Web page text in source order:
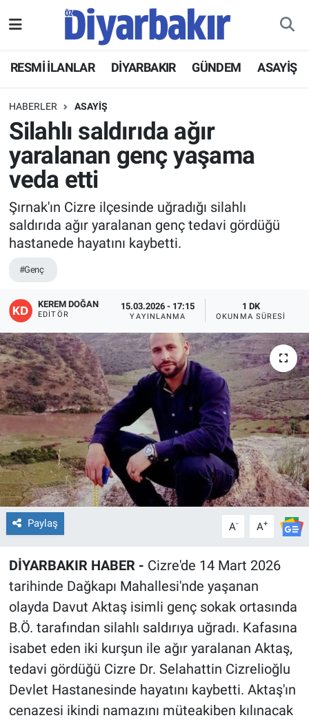
RESMİ İLANLAR DİYARBAKIR GÜNDEM ASAYİŞ
HABERLER ASAYİŞ
Silahlı saldırıda ağır
yaralanan genç yaşama
veda etti
Şırnak'ın Cizre ilçesinde uğradığı silahlı
saldırıda ağır yaralanan genç tedavi gördüğü
hastanede hayatını kaybetti.
#Genç
KEREM DOĞAN
EDITÖR
15.03.2026 - 17:15
YAYINLANMA
1 DK
OKUNMA SÜRESI
Paylaş A- A+
DİYARBAKIR HABER - Cizre'de 14 Mart 2026
tarihinde Dağkapı Mahallesi'nde yaşanan
olayda Davut Aktaş isimli genç sokak ortasında
B.Ö. tarafından silahlı saldırıya uğradı. Kafasına
isabet eden iki kurşun ile ağır yaralanan Aktaş,
tedavi gördüğü Cizre Dr. Selahattin Cizrelioğlu
Devlet Hastanesinde hayatını kaybetti. Aktaş'ın
cenazesi ikindi namazını müteakiben kılınacak
ASAYİŞ
DİYARBAKIR
EKONOMİ
BÖLGE
KÜLTÜR SANAT
EĞİTİM
ÖZEL HABER
POLİTİKA
SAĞLIK
SPOR
TEKNOLOJİ
Hava Durumu
Namaz Vakitleri
Trafik Durumu
Tüm Manşetler
Haber Arşivi